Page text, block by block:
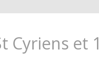
2021
JUIN
–
Cyriens et 1